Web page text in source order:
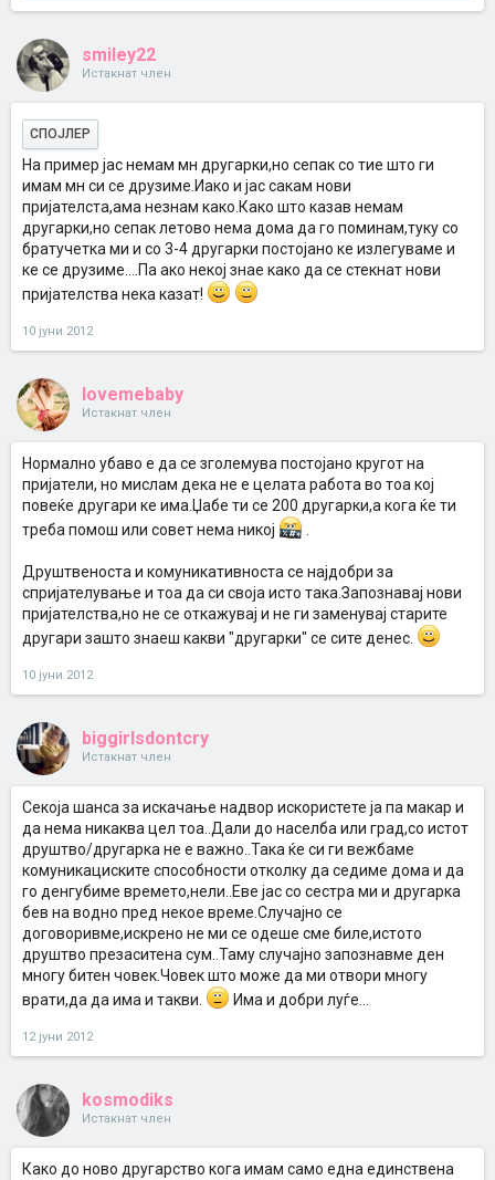
smiley22
Истакнат член
СПОЈЛЕР
На пример јас немам мн другарки,но сепак со тие што ги
имам мн си се друзиме.Иако и јас сакам нови
пријателста,ама незнам како.Како што казав немам
другарки,но сепак летово нема дома да го поминам,туку со
братучетка ми и со 3-4 другарки постојано ке излегуваме и
ке се друзиме....Па ако некој знае како да се стекнат нови
пријателства нека казат!
10 јуни 2012
lovemebaby
Истакнат член
Нормално убаво е да се зголемува постојано кругот на
пријатели, но мислам дека не е целата работа во тоа кој
повеќе другари ке има.Џабе ти се 200 другарки,а кога ќе ти
треба помош или совет нема никој
Друштвеноста и комуникативноста се најдобри за
спријателување и тоа да си своја исто така.Запознавај нови
пријателства,но не се откажувај и не ги заменувај старите
другари зашто знаеш какви "другарки" се сите денес.
10 јуни 2012
biggirlsdontcry
Истакнат член
Секоја шанса за искачање надвор искористете ја па макар и
да нема никаква цел тоа..Дали до населба или град,со истот
друштво/другарка не е важно..Така ќе си ги вежбаме
комуникациските способности отколку да седиме дома и да
го денгубиме времето,нели..Еве јас со сестра ми и другарка
бев на водно пред некое време.Случајно се
договоривме,искрено не ми се одеше сме биле,истото
друштво презаситена сум..Таму случајно запознавме ден
многу битен човек.Човек што може да ми отвори многу
врати,да да има и такви.
Има и добри луѓе...
12 јуни 2012
kosmodiks
Истакнат член
Како до ново другарство кога имам само една единствена